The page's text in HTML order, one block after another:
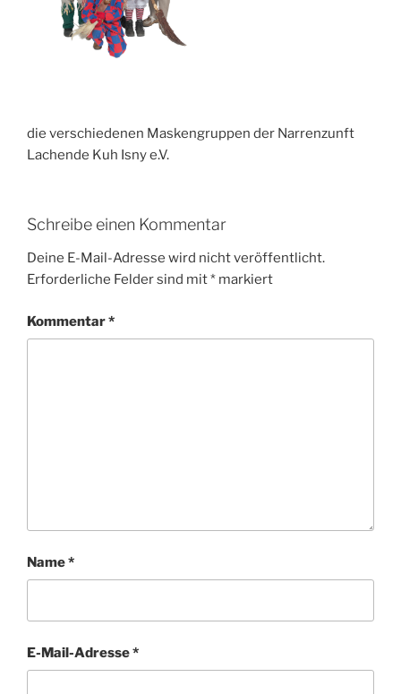
die verschiedenen Maskengruppen der Narrenzunft
Lachende Kuh Isny e.V.
Schreibe einen Kommentar
Deine E-Mail-Adresse wird nicht veröffentlicht.
Erforderliche Felder sind mit* markiert
Kommentar*
Name*
E-Mail-Adresse*